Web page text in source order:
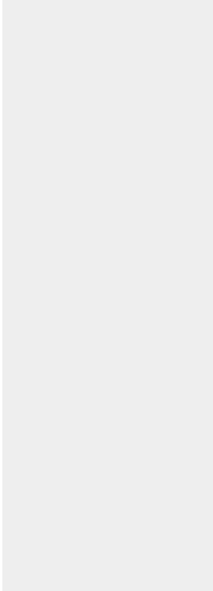
Ditresnarkoba